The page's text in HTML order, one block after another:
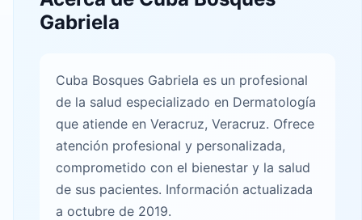
Gabriela
Cuba Bosques Gabriela es un profesional
de la salud especializado en Dermatología
que atiende en Veracruz, Veracruz. Ofrece
atención profesional y personalizada,
comprometido con el bienestar y la salud
de sus pacientes. Información actualizada
a octubre de 2019.